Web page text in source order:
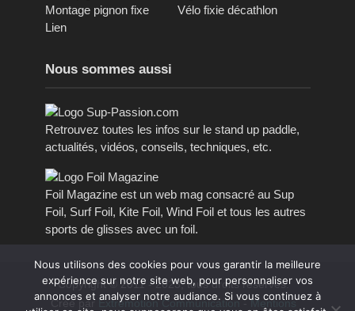
Montage pignon fixe
Vélo fixie décathlon
Lien
Nous sommes aussi
Retrouvez toutes les infos sur le stand up paddle,
actualités, vidéos, conseils, techniques, etc.
Foil Magazine est un web mag consacré au Sup
Foil, Surf Foil, Kite Foil, Wind Foil et tous les autres
sports de glisses avec un foil.
Copyright © 2011 - 2023, tous droits réservés.
Créé par Extremotion Communication-Mentions
Nous utilisons des cookies pour vous garantir la meilleure
expérience sur notre site web, pour personnaliser vos
annonces et analyser notre audiance. Si vous continuez à